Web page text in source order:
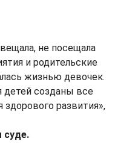
не посещала
и родительские
жизнью девочек.
детей созданы все
развития»,
суде.